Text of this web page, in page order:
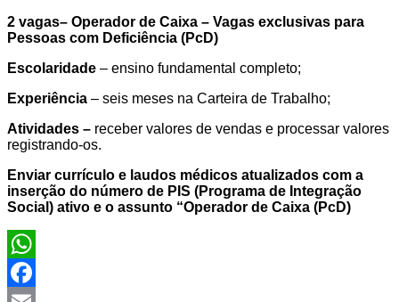
2 vagas– Operador de Caixa – Vagas exclusivas para
Pessoas com Deficiência (PcD)
Escolaridade – ensino fundamental completo;
Experiência – seis meses na Carteira de Trabalho;
Atividades – receber valores de vendas e processar valores
registrando-os.
Enviar currículo e laudos médicos atualizados com a
inserção do número de PIS (Programa de Integração
Social ) ativo e o assunto “Operador de Caixa (PcD)
WhatsApp